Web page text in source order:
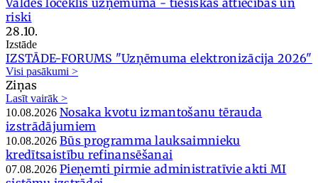
riski
28.10.
Izstāde
IZSTĀDE-FORUMS "Uzņēmuma elektronizācija 2026"
Visi pasākumi >
Ziņas
Lasīt vairāk >
10.08.2026 Nosaka kvotu izmantošanu tērauda
izstrādājumiem
10.08.2026 Būs programma lauksaimnieku
kredītsaistību refinansēšanai
07.08.2026 Pieņemti pirmie administratīvie akti MI